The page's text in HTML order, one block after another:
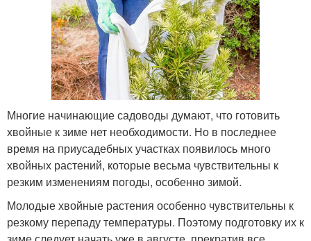
Многие начинающие садоводы думают, что готовить
хвойные к зиме нет необходимости. Но в последнее
время на приусадебных участках появилось много
хвойных растений, которые весьма чувствительны к
резким изменениям погоды, особенно зимой.
Молодые хвойные растения особенно чувствительны к
резкому перепаду температуры. Поэтому подготовку их к